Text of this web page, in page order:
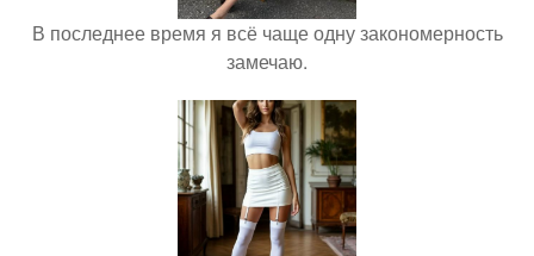
В последнее время я всё чаще одну закономерность
замечаю.